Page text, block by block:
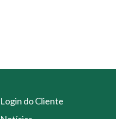
Login do Cliente